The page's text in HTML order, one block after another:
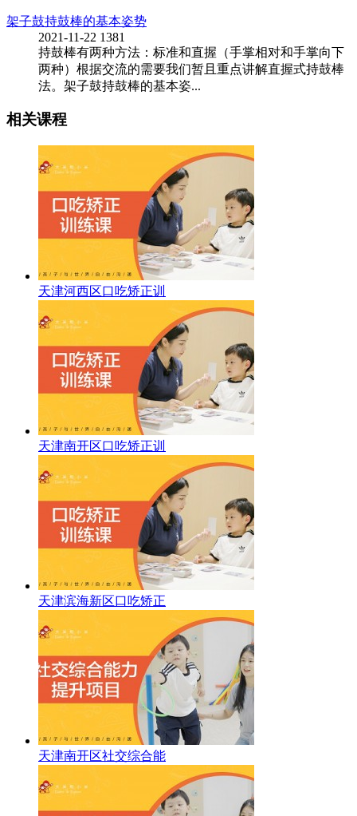
架子鼓持鼓棒的基本姿势
2021-11-22 1381
持鼓棒有两种方法：标准和直握（手掌相对和手掌向下
两种）根据交流的需要我们暂且重点讲解直握式持鼓棒
法。架子鼓持鼓棒的基本姿...
相关课程
天津河西区口吃矫正训
天津南开区口吃矫正训
天津滨海新区口吃矫正
天津南开区社交综合能